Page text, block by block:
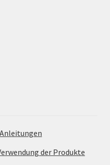
der Produkte